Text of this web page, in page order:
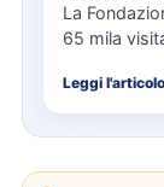
La
65 mila
Leggi l'articolo